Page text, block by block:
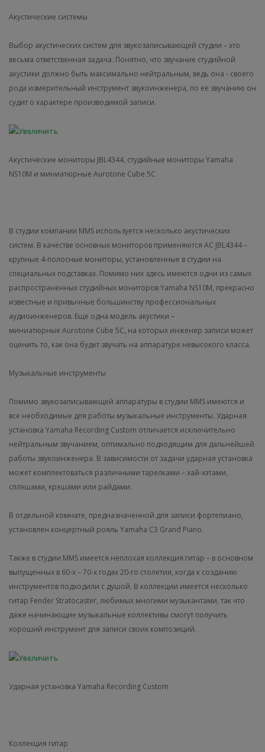
Акустические системы
Выбор акустических систем для звукозаписывающей студии – это
весьма ответственная задача. Понятно, что звучание студийной
акустики должно быть максимально нейтральным, ведь она - своего
рода измерительный инструмент звукоинженера, по ее звучанию он
судит о характере производимой записи.
Акустические мониторы JBL4344, студийные мониторы Yamaha
NS10M и миниатюрные Aurotone Cube 5C
В студии компании MMS используется несколько акустических
систем. В качестве основных мониторов применяются АС JBL4344 –
крупные 4-полосные мониторы, установленные в студии на
специальных подставках. Помимо них здесь имеются одни из самых
распространенных студийных мониторов Yamaha NS10M, прекрасно
известные и привычные большинству профессиональных
аудиоинженеров. Еще одна модель акустики –
миниатюрные Aurotone Cube 5C, на которых инженер записи может
оценить то, как она будет звучать на аппаратуре невысокого класса.
Музыкальные инструменты
Помимо звукозаписывающей аппаратуры в студии MMS имеются и
все необходимые для работы музыкальные инструменты. Ударная
установка Yamaha Recording Custom отличается исключительно
нейтральным звучанием, оптимально подходящим для дальнейшей
работы звукоинженера. В зависимости от задачи ударная установка
может комплектоваться различными тарелками – хай-хэтами,
сплэшами, крэшами или райдами.
В отдельной комнате, предназначенной для записи фортепиано,
установлен концертный рояль Yamaha C3 Grand Piano.
Также в студии MMS имеется неплохая коллекция гитар – в основном
выпущенных в 60-х – 70-х годах 20-го столетия, когда к созданию
инструментов подходили с душой. В коллекции имеется несколько
гитар Fender Stratocaster, любимых многими музыкантами, так что
даже начинающие музыкальные коллективы смогут получить
хороший инструмент для записи своих композиций.
Ударная установка Yamaha Recording Custom
Коллекция гитар